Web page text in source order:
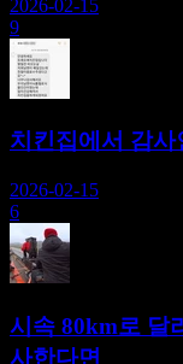
2026-02-15
9
치킨집에서 감
2026-02-15
6
시속 80km로 달
사한다면